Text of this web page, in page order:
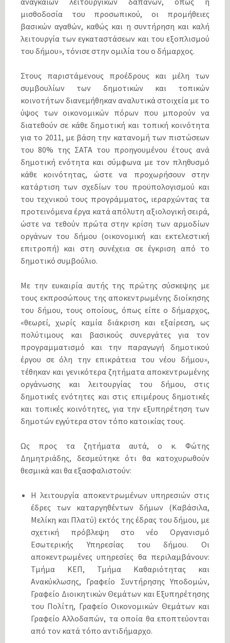
μισθοδοσία του προσωπικού, οι προμήθειες
βασικών αγαθών, καθώς και η συντήρηση και καλή
λειτουργία των εγκαταστάσεων και του εξοπλισμού
του δήμου», τόνισε στην ομιλία του ο δήμαρχος.
Στους παριστάμενους προέδρους και μέλη των
συμβουλίων των δημοτικών και τοπικών
κοινοτήτων διανεμήθηκαν αναλυτικά στοιχεία με το
ύψος των οικονομικών πόρων που μπορούν να
διατεθούν σε κάθε δημοτική και τοπική κοινότητα
για το 2011, με βάση την κατανομή των πιστώσεων
του 80% της ΣΑΤΑ του προηγουμένου έτους ανά
δημοτική ενότητα και σύμφωνα με τον πληθυσμό
κάθε κοινότητας, ώστε να προχωρήσουν στην
κατάρτιση των σχεδίων του προϋπολογισμού και
του τεχνικού τους προγράμματος, ιεραρχώντας τα
προτεινόμενα έργα κατά απόλυτη αξιολογική σειρά,
ώστε να τεθούν πρώτα στην κρίση των αρμοδίων
οργάνων του δήμου (οικονομική και εκτελεστική
επιτροπή) και στη συνέχεια σε έγκριση από το
δημοτικό συμβούλιο.
Με την ευκαιρία αυτής της πρώτης σύσκεψης με
τους εκπροσώπους της αποκεντρωμένης διοίκησης
του δήμου, τους οποίους, όπως είπε ο δήμαρχος,
«θεωρεί, χωρίς καμία διάκριση και εξαίρεση, ως
πολύτιμους και βασικούς συνεργάτες για τον
προγραμματισμό και την παραγωγή δημοτικού
έργου σε όλη την επικράτεια του νέου δήμου»,
τέθηκαν και γενικότερα ζητήματα αποκεντρωμένης
οργάνωσης και λειτουργίας του δήμου, στις
δημοτικές ενότητες και στις επιμέρους δημοτικές
και τοπικές κοινότητες, για την εξυπηρέτηση των
δημοτών εγγύτερα στον τόπο κατοικίας τους.
Ως προς τα ζητήματα αυτά, ο κ. Φώτης
Δημητριάδης, δεσμεύτηκε ότι θα κατοχυρωθούν
θεσμικά και θα εξασφαλιστούν:
Η λειτουργία αποκεντρωμένων υπηρεσιών στις
έδρες των καταργηθέντων δήμων (Καβάσιλα,
Μελίκη και Πλατύ) εκτός της έδρας του δήμου, με
σχετική πρόβλεψη στο νέο Οργανισμό
Εσωτερικής Υπηρεσίας του δήμου. Οι
αποκεντρωμένες υπηρεσίες θα περιλαμβάνουν:
Τμήμα ΚΕΠ, Τμήμα Καθαριότητας και
Ανακύκλωσης, Γραφείο Συντήρησης Υποδομών,
Γραφείο Διοικητικών Θεμάτων και Εξυπηρέτησης
του Πολίτη, Γραφείο Οικονομικών Θεμάτων και
Γραφείο Αλλοδαπών, τα οποία θα εποπτεύονται
από τον κατά τόπο αντιδήμαρχο.